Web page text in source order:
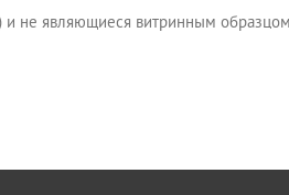
и не являющиеся витринным